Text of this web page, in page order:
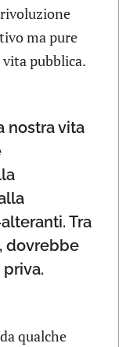
ma pure
pubblica.
nostra vita
Tra
dovrebbe
qualche